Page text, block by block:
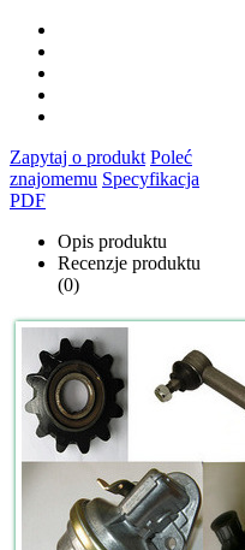
Zapytaj o produkt Poleć
znajomemu Specyfikacja
PDF
Opis produktu
Recenzje produktu
(0)